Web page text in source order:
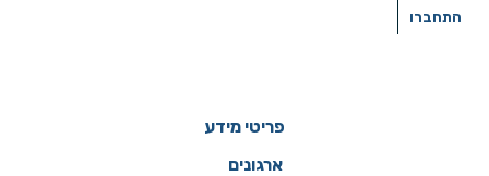
התחברו
פריטי מידע
ארגונים